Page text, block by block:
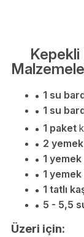
1 su
1 su
1 paket
2 yemek
1 yemek
1 yemek
1 tatlı
5 - 5,5
Üzeri için: